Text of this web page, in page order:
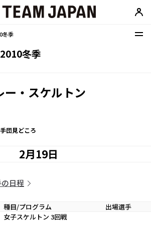
冬季
冬季
ー・スケルトン
団見どころ
2月19日
日程
種目/プログラム
出場選手
女子スケルトン 3回戦